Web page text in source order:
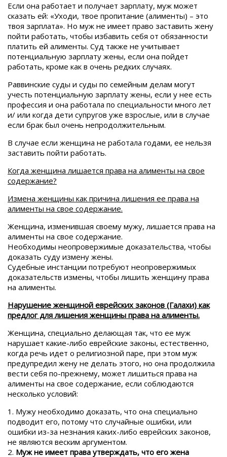
Если она работает и получает зарплату, муж может
сказать ей: «Уходи, твое пропитание (алименты) – это
твоя зарплата». Но муж не имеет право заставить жену
пойти работать, чтобы избавить себя от обязанности
платить ей алименты. Суд также не учитывает
потенциальную зарплату жены, если она пойдет
работать, кроме как в очень редких случаях.
Раввинские суды и суды по семейным делам могут
учесть потенциальную зарплату жены, если у нее есть
профессия и она работала по специальности много лет
и/ или когда дети супругов уже взрослые, или в случае
если брак был очень непродолжительным.
В случае если женщина не работала годами, ее нельзя
заставить пойти работать.
Когда женщина лишается права на алименты на свое
содержание?
Измена женщины как причина лишения ее права на
алименты на свое содержание.
Женщина, изменившая своему мужу, лишается права на
алименты на свое содержание.
Необходимы неопровержимые доказательства, чтобы
доказать суду измену жены.
Судебные инстанции потребуют неопровержимых
доказательств измены, чтобы лишить женщину права
на алименты.
Нарушение женщиной еврейских законов (Галахи) как
предлог для лишения женщины права на алименты.
Женщина, специально делающая так, что ее муж
нарушает какие-либо еврейские законы, естественно,
когда речь идет о религиозной паре, при этом муж
предупредил жену не делать этого, но она продолжила
вести себя по-прежнему, может лишиться права на
алименты на свое содержание, если соблюдаются
несколько условий:
1. Мужу необходимо доказать, что она специально
подводит его, потому что случайные ошибки, или
ошибки из-за незнания каких-либо еврейских законов,
не являются веским аргументом.
2. Муж не имеет права утверждать, что его жена